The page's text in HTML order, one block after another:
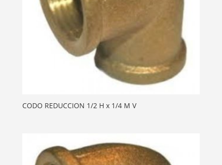
CODO REDUCCION 1/2 H x 1/4 M V